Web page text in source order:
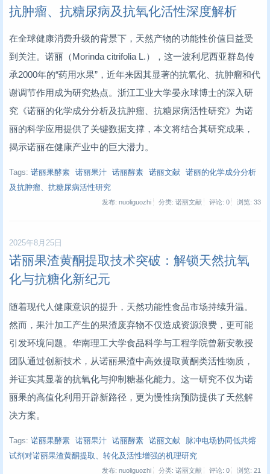
抗肿瘤、抗糖尿病及抗氧化活性深度解析
在全球健康消费升级的背景下，天然产物的功能性价值日益受
到关注。诺丽（Morinda citrifolia L.），这一波利尼西亚群岛传
承2000年的“药用水果”，近年来因其显著的抗氧化、抗肿瘤和代
谢调节作用成为研究热点。浙江工业大学晏永球博士的深入研
究《诺丽的化学成分分析及抗肿瘤、抗糖尿病活性研究》为诺
丽的科学应用提供了关键数据支撑，本文将结合其研究成果，
揭示诺丽在健康产业中的巨大潜力。
Tags: 诺丽果酵素 诺丽果汁 诺丽酵素 诺丽文献
诺丽的化学成分分析
及抗肿瘤、抗糖尿病活性研究
发布: nuoliguozhi 分类: 诺丽文献 评论: 0 浏览: 33
2025年8月25日
诺丽果渣黄酮提取技术突破：解锁天然抗氧
化与抗糖化新纪元
随着现代人健康意识的提升，天然功能性食品市场持续升温。
然而，果汁加工产生的果渣废弃物不仅造成资源浪费，更可能
引发环境问题。华南理工大学食品科学与工程学院曾新安教授
团队通过创新技术，从诺丽果渣中高效提取黄酮类活性物质，
并证实其显著的抗氧化与抑制糖基化能力。这一研究不仅为诺
丽果的高值化利用开辟新路径，更为慢性病预防提供了天然解
决方案。
Tags: 诺丽果酵素 诺丽果汁 诺丽酵素 诺丽文献
脉冲电场协同低共熔
试剂对诺丽果渣黄酮提取、转化及活性增强的机理研究
发布: nuoliguozhi 分类: 诺丽文献 评论: 0 浏览: 21